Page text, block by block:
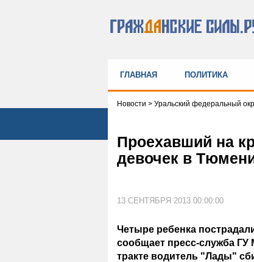
ГЛАВНАЯ ПОЛИТИКА
Новости > Уральский федеральный
Проехавший на
девочек в
13 СЕНТЯБРЯ 2013 00:00:00
Четыре ребенка
сообщает пресс-служба
тракте водитель "Лады"